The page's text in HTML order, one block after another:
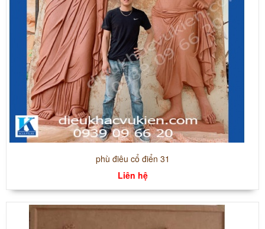
phù điêu cổ điển 31
Liên hệ